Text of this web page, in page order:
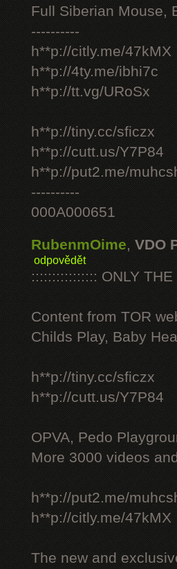
Full Siberian Mouse,
----------
h**p://citly.me/47kMX
h**p://4ty.me/ibhi7c
h**p://tt.vg/URoSx
h**p://tiny.cc/sficzx
h**p://cutt.us/Y7P84
h**p://put2.me/
----------
000A000651
RubenmOime, VDO
odpovědět
:::::::::::::::: ONLY
Content from TOR
Childs Play, Baby
h**p://tiny.cc/sficzx
h**p://cutt.us/Y7P84
OPVA, Pedo
More 3000 videos
h**p://put2.me/
h**p://citly.me/47kMX
The new and